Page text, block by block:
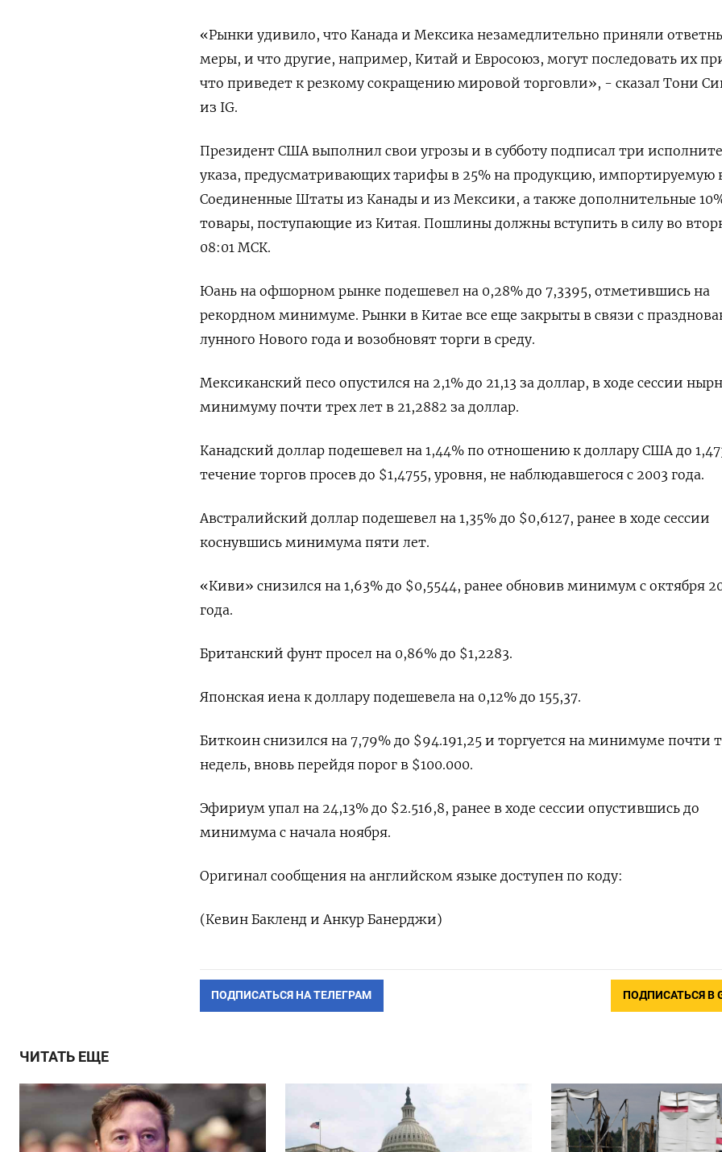
«Рынки удивило, что Канада и Мексика незамедлительно приняли
меры, и что другие, например, Китай и Евросоюз, могут последовать их
что приведет к резкому сокращению мировой торговли», - сказал Тони
из IG.
Президент США выполнил свои угрозы и в субботу подписал три
указа, предусматривающих тарифы в 25% на продукцию, импортируемую
Соединенные Штаты из Канады и из Мексики, а также дополнительные
товары, поступающие из Китая. Пошлины должны вступить в силу во
08:01 МСК.
Юань на офшорном рынке подешевел на 0,28% до 7,3395, отметившись на
рекордном минимуме. Рынки в Китае все еще закрыты в связи с
лунного Нового года и возобновят торги в среду.
Мексиканский песо опустился на 2,1% до 21,13 за доллар, в ходе сессии
минимуму почти трех лет в 21,2882 за доллар.
Канадский доллар подешевел на 1,44% по отношению к доллару США до
течение торгов просев до $1,4755, уровня, не наблюдавшегося с 2003 года.
Австралийский доллар подешевел на 1,35% до $0,6127​, ранее в ходе сессии
коснувшись минимума пяти лет.
«Киви» снизился на 1,63% до $0,5544​, ранее обновив минимум с октября
года.
Британский фунт просел на 0,86% до $1,2283​.
Японская иена к доллару подешевела на 0,12%​ до 155,37.
Биткоин снизился на 7,79% до $94.191,25 и торгуется на минимуме почти
недель, вновь перейдя порог в $100.000.
Эфириум упал на 24,13% до $2.516,8, ранее в ходе сессии опустившись до
минимума с начала ноября.
Оригинал сообщения на английском языке доступен по коду:
(Кевин Бакленд и Анкур Банерджи)
ПОДПИСАТЬСЯ НА ТЕЛЕГРАМ ПОДПИСАТЬСЯ В
ЧИТАТЬ ЕЩЕ